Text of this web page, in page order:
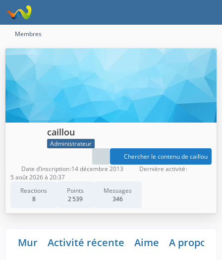
Membres
caillou
Administrateur
Reactions
8
Points
2 539
Messages
346
Chercher le contenu de caillou
Date d’inscription 14 décembre 2013
Dernière activité
5 août 2026 à 20:37
Mur Activité récente Aime A propos